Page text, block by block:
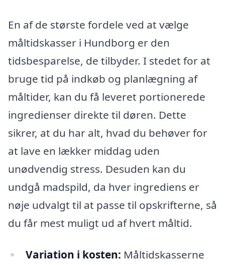
En af de største fordele ved at vælge
måltidskasser i Hundborg er den
tidsbesparelse, de tilbyder. I stedet for at
bruge tid på indkøb og planlægning af
måltider, kan du få leveret portionerede
ingredienser direkte til døren. Dette
sikrer, at du har alt, hvad du behøver for
at lave en lækker middag uden
unødvendig stress. Desuden kan du
undgå madspild, da hver ingrediens er
nøje udvalgt til at passe til opskrifterne, så
du får mest muligt ud af hvert måltid.
Variation i kosten: Måltidskasserne